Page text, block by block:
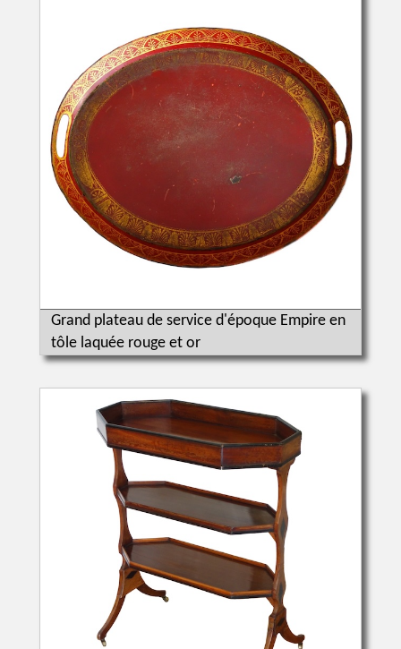
Grand plateau de service d'époque Empire en
tôle laquée rouge et or